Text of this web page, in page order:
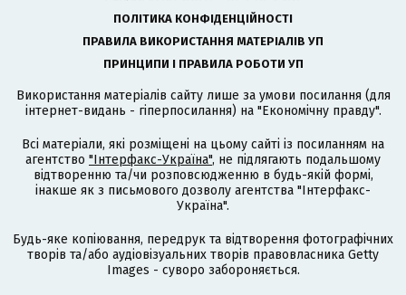
ПОЛІТИКА КОНФІДЕНЦІЙНОСТІ
ПРАВИЛА ВИКОРИСТАННЯ МАТЕРІАЛІВ УП
ПРИНЦИПИ І ПРАВИЛА РОБОТИ УП
Використання матеріалів сайту лише за умови посилання (для
інтернет-видань - гіперпосилання) на "Економічну правду".
Всі матеріали, які розміщені на цьому сайті із посиланням на
агентство "Інтерфакс-Україна", не підлягають подальшому
відтворенню та/чи розповсюдженню в будь-якій формі,
інакше як з письмового дозволу агентства "Інтерфакс-
Україна".
Будь-яке копіювання, передрук та відтворення фотографічних
творів та/або аудіовізуальних творів правовласника Getty
Images - суворо забороняється.